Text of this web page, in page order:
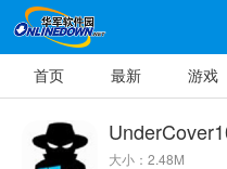
首页 最新 游戏
大小：2.48M